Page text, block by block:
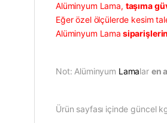
Alüminyum Lama, taşıma
Eğer özel ölçülerde kesim
Alüminyum Lama
Not: Alüminyum Lamalar en
Ürün sayfası içinde güncel